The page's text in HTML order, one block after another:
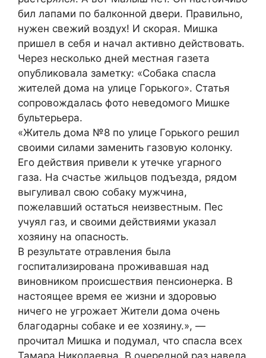
бил лапами по балконной двери. Правильно,
нужен свежий воздух! И скорая. Мишка
пришел в себя и начал активно действовать.
Через несколько дней местная газета
опубликовала заметку: «Собака спасла
жителей дома на улице Горького». Статья
сопровождалась фото неведомого Мишке
бультерьера.
«Житель дома №8 по улице Горького решил
своими силами заменить газовую колонку.
Его действия привели к утечке угарного
газа. На счастье жильцов подъезда, рядом
выгуливал свою собаку мужчина,
пожелавший остаться неизвестным. Пес
учуял газ, и своими действиями указал
хозяину на опасность.
В результате отравления была
госпитализирована проживавшая над
виновником происшествия пенсионерка. В
настоящее время ее жизни и здоровью
ничего не угрожает Жители дома очень
благодарны собаке и ее хозяину.», —
прочитал Мишка и подумал, что спасла всех
Тамара Николаевна. В очередной раз навела